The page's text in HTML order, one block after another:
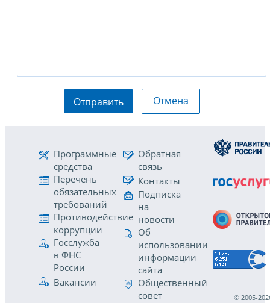
Отправить Отмена
Программные
средства
Перечень
обязательных
требований
Противодействие
коррупции
Госслужба
в ФНС
России
Вакансии
Обратная
связь
Контакты
Подписка
на
новости
Об
использовании
информации
сайта
Общественный
совет
© 2005-